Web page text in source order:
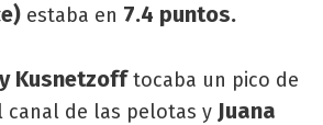
estaba en 7.4 puntos.
Kusnetzofftocaba un pico de
canal de las pelotas y Juana